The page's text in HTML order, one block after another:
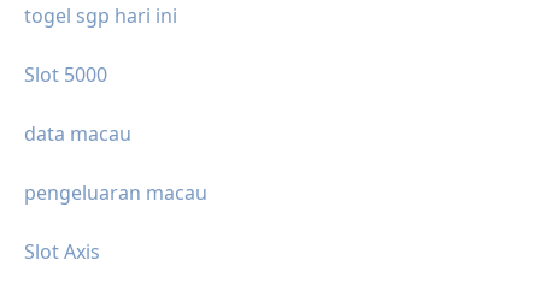
togel sgp hari ini
Slot 5000
data macau
pengeluaran macau
Slot Axis